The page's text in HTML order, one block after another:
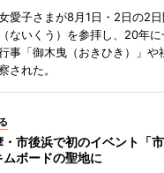
愛子さまが8月1日・2日の2
ないくう）を参拝し、20年
事「御木曳（おきひき）」や
された。
・市後浜で初のイベント「
ムボードの聖地に